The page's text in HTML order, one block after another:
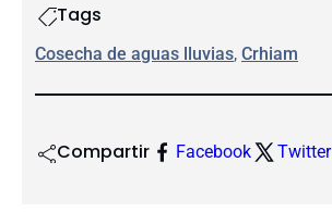
Tags
Cosecha de aguas lluvias, Crhiam
Compartir Facebook Twitter